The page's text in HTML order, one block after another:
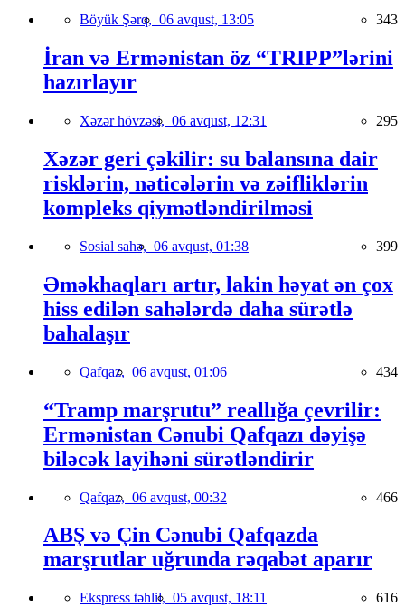
Böyük Şərq, 06 avqust, 13:05 343
İran və Ermənistan öz “TRIPP”lərini
hazırlayır
Xəzər hövzəsi, 06 avqust, 12:31 295
Xəzər geri çəkilir: su balansına dair
risklərin, nəticələrin və zəifliklərin
kompleks qiymətləndirilməsi
Sosial sahə, 06 avqust, 01:38 399
Əməkhaqları artır, lakin həyat ən çox
hiss edilən sahələrdə daha sürətlə
bahalaşır
Qafqaz, 06 avqust, 01:06 434
“Tramp marşrutu” reallığa çevrilir:
Ermənistan Cənubi Qafqazı dəyişə
biləcək layihəni sürətləndirir
Qafqaz, 06 avqust, 00:32 466
ABŞ və Çin Cənubi Qafqazda
marşrutlar uğrunda rəqabət aparır
Ekspress təhlil, 05 avqust, 18:11 616